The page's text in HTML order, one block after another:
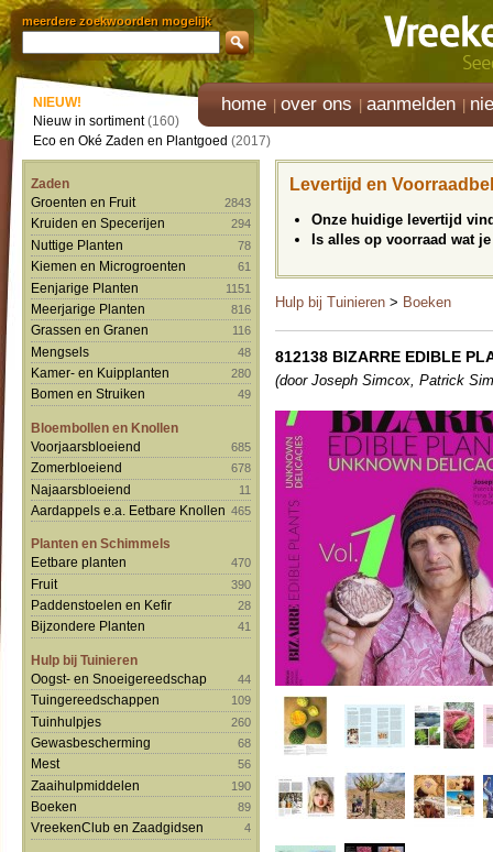
meerdere zoekwoorden mogelijk
home over ons aanmelden
NIEUW!
Nieuw in sortiment(160)
Eco en Oké Zaden en Plantgoed (2017)
Zaden
Groenten en Fruit
2843
Kruiden en Specerijen 294
Nuttige Planten 78
Kiemen en Microgroenten 61
Eenjarige Planten 1151
Meerjarige Planten 816
Grassen en Granen 116
Mengsels 48
Kamer- en Kuipplanten 280
Bomen en Struiken 49
Bloembollen en Knollen
Voorjaarsbloeiend
685
Zomerbloeiend 678
Najaarsbloeiend 11
Aardappels e.a. Eetbare Knollen 465
Planten en Schimmels
Eetbare planten
470
Fruit 390
Paddenstoelen en Kefir 28
Bijzondere Planten 41
Hulp bij Tuinieren
Oogst- en Snoeigereedschap
44
Tuingereedschappen 109
Tuinhulpjes 260
Gewasbescherming 68
Mest 56
Zaaihulpmiddelen 190
Boeken 89
VreekenClub en Zaadgidsen 4
Levertijd en
Onze huidige levertijd
Is alles op voorraad wat
Hulp bij Tuinieren > Boeken
812138 BIZARRE EDIBLE
(door Joseph Simcox, Patrick